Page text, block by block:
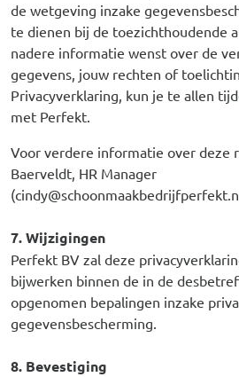
de wetgeving inzake
te dienen bij de toezichthoudende
nadere informatie wenst over de
gegevens, jouw rechten of
Privacyverklaring, kun je te allen
met Perfekt.
Voor verdere informatie over deze
Baerveldt, HR Manager
7. Wijzigingen
Perfekt BV zal deze
bijwerken binnen de in de
opgenomen bepalingen inzake
gegevensbescherming.
8. Bevestiging